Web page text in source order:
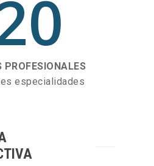
PROFESIONALES
especialidades